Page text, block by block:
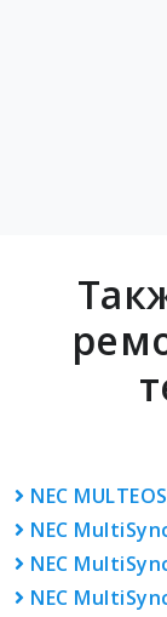
NEC
NEC
NEC
NEC